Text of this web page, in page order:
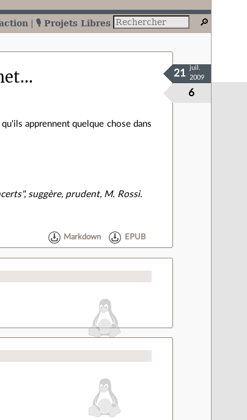
🎙️ Projets Libres
6
21
juil.
2009
apprennent quelque chose dans
suggère, prudent, M. Rossi.
Markdown EPUB